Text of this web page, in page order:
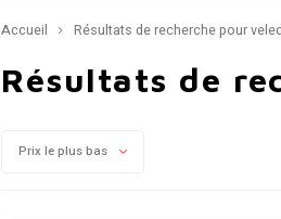
Accueil Résultats de recherche pour
Résultats de
Prix le plus bas